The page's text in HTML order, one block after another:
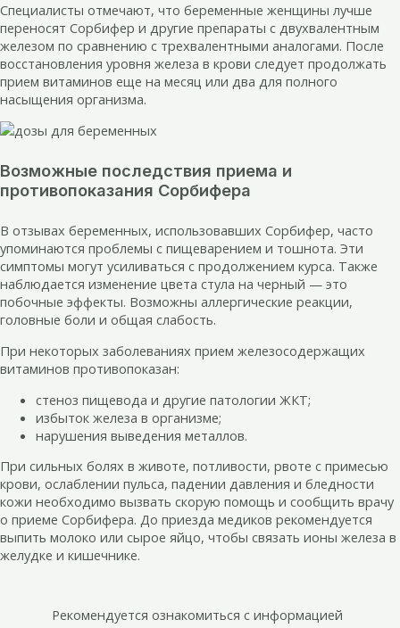
Специалисты отмечают, что беременные женщины лучше
переносят Сорбифер и другие препараты с двухвалентным
железом по сравнению с трехвалентными аналогами. После
восстановления уровня железа в крови следует продолжать
прием витаминов еще на месяц или два для полного
насыщения организма.
Возможные последствия приема и
противопоказания Сорбифера
В отзывах беременных, использовавших Сорбифер, часто
упоминаются проблемы с пищеварением и тошнота. Эти
симптомы могут усиливаться с продолжением курса. Также
наблюдается изменение цвета стула на черный — это
побочные эффекты. Возможны аллергические реакции,
головные боли и общая слабость.
При некоторых заболеваниях прием железосодержащих
витаминов противопоказан:
стеноз пищевода и другие патологии ЖКТ;
избыток железа в организме;
нарушения выведения металлов.
При сильных болях в животе, потливости, рвоте с примесью
крови, ослаблении пульса, падении давления и бледности
кожи необходимо вызвать скорую помощь и сообщить врачу
о приеме Сорбифера. До приезда медиков рекомендуется
выпить молоко или сырое яйцо, чтобы связать ионы железа в
желудке и кишечнике.
Рекомендуется ознакомиться с информацией